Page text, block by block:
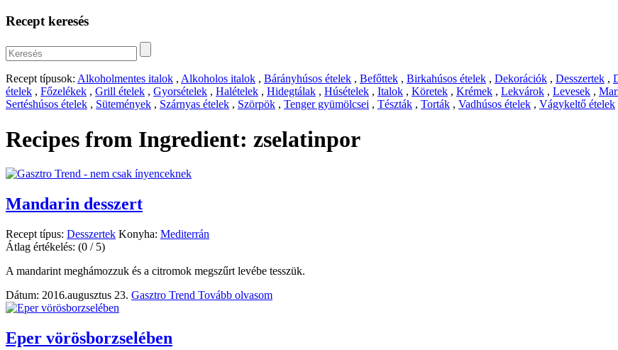
Recept keresés
Recept típusok: Alkoholmentes italok , Alkoholos italok , Bárányhúsos ételek , Befőttek , Birkahúsos ételek , Dekorációk , Desszertek ,
ételek , Főzelékek , Grill ételek , Gyorsételek , Halételek , Hidegtálak , Húsételek , Italok , Köretek , Krémek , Lekvárok , Levesek ,
Sertéshúsos ételek , Sütemények , Szárnyas ételek , Szörpök , Tenger gyümölcsei , Tészták , Torták , Vadhúsos ételek , Vágykeltő ételek
Recipes from Ingredient: zselatinpor
Mandarin desszert
Recept típus: Desszertek Konyha: Mediterrán
Átlag értékelés: (0 / 5)
A mandarint meghámozzuk és a citromok megszűrt levébe tesszük.
Dátum: 2016.augusztus 23. Gasztro Trend Tovább olvasom
Eper vörösborzselében